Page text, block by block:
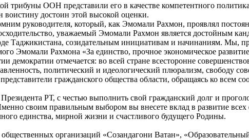
трибуны ООН представили его в качестве компетентного
воистину достоин этой высокой оценки.
руководителя, который, как Эмомали Рахмон, проявлял
уважаемый Эмомали Рахмон является достойным
Таджикистана, созидательным инициативам и начинаниям. Мы,
Эмомали Рахмона «За единство, прочное экономическое
отмечается: во всей стране всесторонне
политический и идеологический плюрализм, свободу
гражданского общества области, обращаясь ко всем
РТ, с честью выполнить свой гражданский долг и
своим правильным выбором вы внесете вклад в развитие всех
единства, мирной жизни и счастливого будущего Родины.
организаций «Созандагони Ватан»,